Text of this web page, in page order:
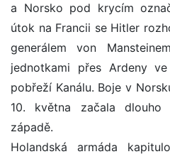
a Norsko pod krycím
útok na Francii se Hitler
generálem von
jednotkami přes Ardeny
pobřeží Kanálu. Boje v
10. května začala dlouho
západě.
Holandská armáda